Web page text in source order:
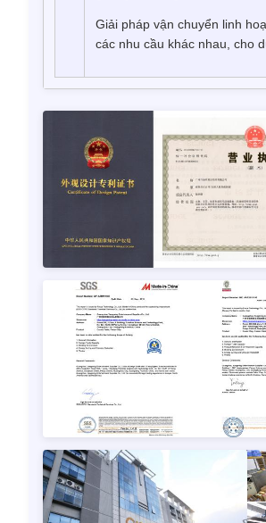
Giải pháp vận chuyển linh
các nhu cầu khác nhau, cho